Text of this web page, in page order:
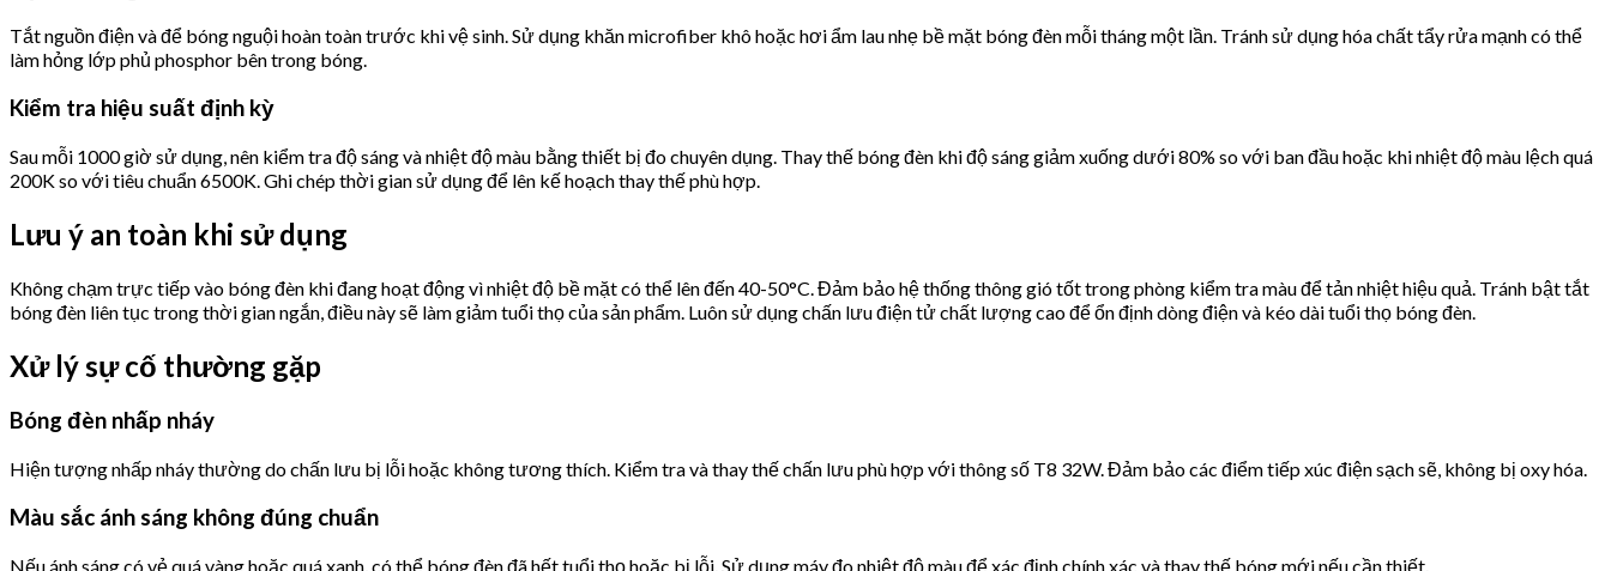
Tắt nguồn điện và để bóng nguội hoàn toàn trước khi vệ sinh. Sử dụng khăn microfiber khô hoặc hơi ẩm lau nhẹ bề mặt bóng đèn mỗi tháng một lần. Tránh sử dụng hóa chất tẩy rửa mạnh có thể
làm hỏng lớp phủ phosphor bên trong bóng.
Kiểm tra hiệu suất định kỳ
Sau mỗi 1000 giờ sử dụng, nên kiểm tra độ sáng và nhiệt độ màu bằng thiết bị đo chuyên dụng. Thay thế bóng đèn khi độ sáng giảm xuống dưới 80% so với ban đầu hoặc khi nhiệt độ màu lệch quá
200K so với tiêu chuẩn 6500K. Ghi chép thời gian sử dụng để lên kế hoạch thay thế phù hợp.
Lưu ý an toàn khi sử dụng
Không chạm trực tiếp vào bóng đèn khi đang hoạt động vì nhiệt độ bề mặt có thể lên đến 40-50°C. Đảm bảo hệ thống thông gió tốt trong phòng kiểm tra màu để tản nhiệt hiệu quả. Tránh bật tắt
bóng đèn liên tục trong thời gian ngắn, điều này sẽ làm giảm tuổi thọ của sản phẩm. Luôn sử dụng chấn lưu điện tử chất lượng cao để ổn định dòng điện và kéo dài tuổi thọ bóng đèn.
Xử lý sự cố thường gặp
Bóng đèn nhấp nháy
Hiện tượng nhấp nháy thường do chấn lưu bị lỗi hoặc không tương thích. Kiểm tra và thay thế chấn lưu phù hợp với thông số T8 32W. Đảm bảo các điểm tiếp xúc điện sạch sẽ, không bị oxy hóa.
Màu sắc ánh sáng không đúng chuẩn
Nếu ánh sáng có vẻ quá vàng hoặc quá xanh, có thể bóng đèn đã hết tuổi thọ hoặc bị lỗi. Sử dụng máy đo nhiệt độ màu để xác định chính xác và thay thế bóng mới nếu cần thiết.